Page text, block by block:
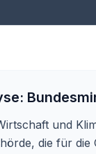
und
die für